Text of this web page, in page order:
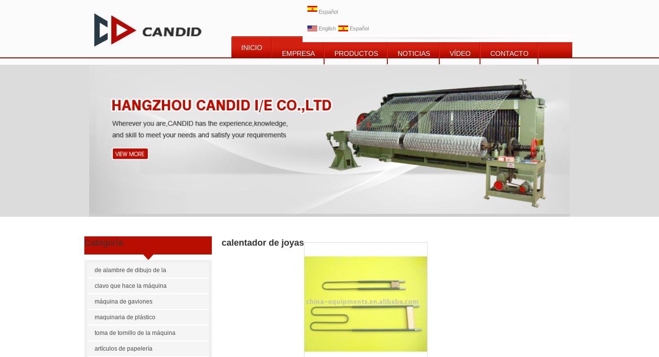
Español
English Español
INICIO
EMPRESA PRODUCTOS NOTICIAS VÍDEO CONTACTO
Categoría
de alambre de dibujo de la
máquina
clavo que hace la máquina
máquina de gaviones
maquinaria de plástico
toma de tornillo de la máquina
artículos de papelería
calentador de joyas